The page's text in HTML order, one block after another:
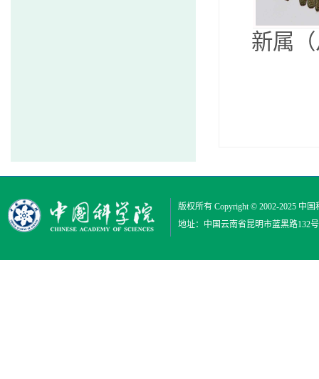
新属
版权所有 Copyright © 2002-2025 中国
地址：中国云南省昆明市蓝黑路